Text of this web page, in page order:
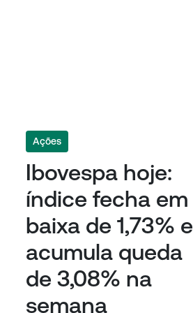
Ações
Ibovespa hoje:
índice fecha em
baixa de 1,73% e
acumula queda
de 3,08% na
semana